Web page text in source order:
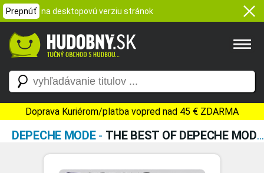
Prepnúť na desktopovú verziu stránok
Doprava Kuriérom/platba vopred nad 45 € ZDARMA
DEPECHE MODE- THE BEST OF DEPECHE MODE VOLUME 1